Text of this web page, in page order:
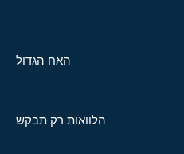
האח הגדול
הלוואות רק תבקש